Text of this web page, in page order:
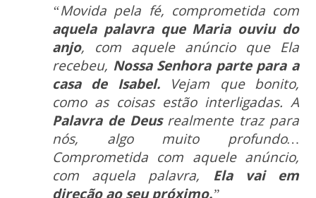
“Movida pela fé, comprometida com
aquela palavra que Maria ouviu do
anjo, com aquele anúncio que Ela
recebeu, Nossa Senhora parte para a
casa de Isabel.Vejam que bonito,
como as coisas estão interligadas. A
Palavra de Deus realmente traz para
nós, algo muito profundo…
Comprometida com aquele anúncio,
com aquela palavra, Ela vai em
direção ao seu próximo.”